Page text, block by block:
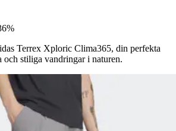
Terrex Xploric Clima365, din perfekta
och stiliga vandringar i naturen.